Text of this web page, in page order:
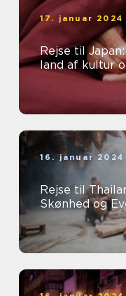
17. januar 2024
Rejse til
land af kultur
16. januar 2024
Rejse til
Skønhed og